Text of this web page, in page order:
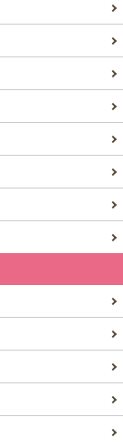
て「働くこ
実感する貴
るよう
整え、働く
時的な収入
響を与えるこ
ひとつです。